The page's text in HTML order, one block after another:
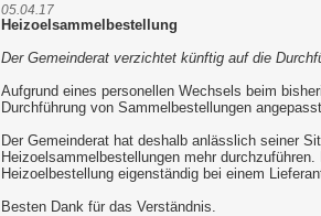
05.04.17
Heizoelsammelbestellung
Der Gemeinderat verzichtet künftig auf die
Aufgrund eines personellen Wechsels beim
Durchführung von Sammelbestellungen
Der Gemeinderat hat deshalb anlässlich seiner
Heizoelsammelbestellungen mehr
Heizoelbestellung eigenständig bei einem
Besten Dank für das Verständnis.